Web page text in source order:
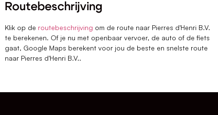
Routebeschrijving
Klik op de routebeschrijving om de route naar Pierres d'Henri B.V.
te berekenen. Of je nu met openbaar vervoer, de auto of de fiets
gaat, Google Maps berekent voor jou de beste en snelste route
naar Pierres d'Henri B.V..